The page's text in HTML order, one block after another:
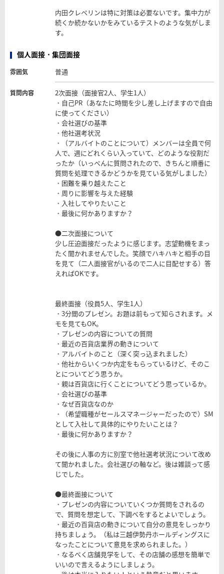
内田クレペリンは特に対策は必要ないです。集中力が
続くか続かないかをみているテストのような気がしま
す。
個人面接・集団面接
雰囲気 普通
質問内容
2次面接（面接官2人、学生1人）
・自己PR（あなたに時間を少し差し上げますので自由
に使ってください）
・会社選びの基準
・他社選考状況
・（アルバイトのことについて）メンバーは全員で何
人で、週にどれくらい入っていて、どのような役割だ
ったか（いっぺんに質問されたので、きちんと順番に
質問を処理できるかどうかを見ている気がしました）
・困難を乗り越えたこと
・周りに影響を与えた経験
・入社してやりたいこと
・最後に何かありますか？
●二次面接について
少し圧迫面接だったように感じます。志望動機をまっ
たく聞かれませんでした。笑顔でハキハキと相手の目
を見て（二人面接官がいるので二人に目配せする）答
えればOKです。
最終面接（役員5人、学生1人）
・3分間のプレゼン。お題は前もって知らされます。メ
モを見てもOK。
・プレゼンの内容についての質問
・最近の百貨店業界の動きについて
・アルバイトのこと（深く突っ込まれました）
・他社からいくつか内定をもらっているけど、そのこ
とについてどう思うか。
・親は百貨店に行くことについてどう思っているか。
・会社選びの基準
・なぜ百貨店なのか
・（希望職種がセールスマネージャーだったので）SM
として入社して具体的にやりたいことは？
・最後に何かありますか？
その後に人事の方に別室で他社選考状況について改め
て聞かれました。会社選びの軸など。後は雑談って感
じでした。
●最終面接について
・プレゼンの内容についていくつか質問をされるの
で、質問を想定して、下調べをするとよいでしょう。
・最近の百貨店の動きについて自分の意見をしっかり
持ちましょう。（私は三越伊勢丹ホールディングスに
なったことについて意見を求められました。）
・なるべく店舗見学をして、その店舗の感想を簡単で
いいので言えるようにしましょう。